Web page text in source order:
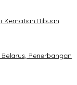
Kematian Ribuan
Penerbangan